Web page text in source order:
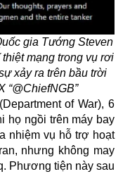
gia Tướng Steven
mạng trong vụ rơi
xảy ra trên bầu trời
“@ChiefNGB”
of War), 6
họ ngồi trên máy bay
nhiệm vụ hỗ trợ hoạt
nhưng không may
Phương tiện này sau